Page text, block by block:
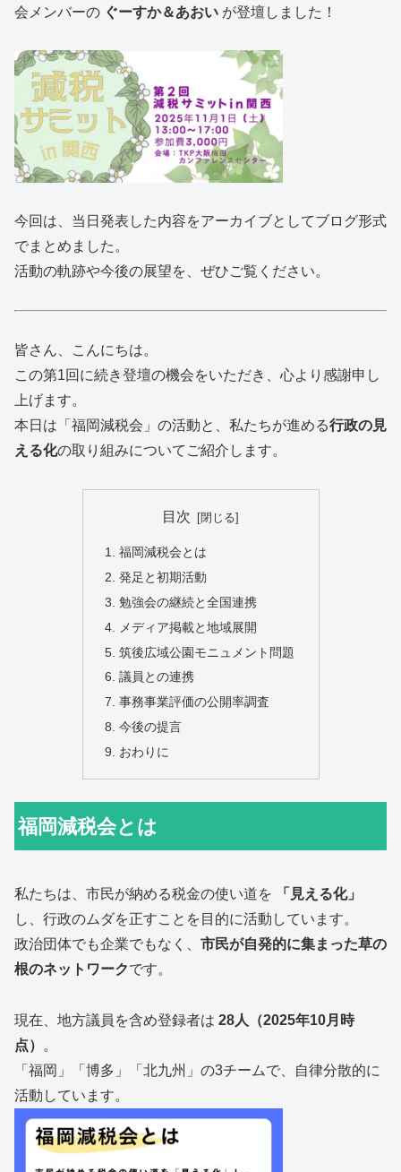
会メンバーの ぐーすか＆あおい が登壇しました！
今回は、当日発表した内容をアーカイブとしてブログ形式
でまとめました。
活動の軌跡や今後の展望を、ぜひご覧ください。
皆さん、こんにちは。
この第1回に続き登壇の機会をいただき、心より感謝申し
上げます。
本日は「福岡減税会」の活動と、私たちが進める行政の見
える化の取り組みについてご紹介します。
目次
福岡減税会とは
発足と初期活動
勉強会の継続と全国連携
メディア掲載と地域展開
筑後広域公園モニュメント問題
議員との連携
事務事業評価の公開率調査
今後の提言
おわりに
福岡減税会とは
私たちは、市民が納める税金の使い道を
「見える化」
し、行政のムダを正すことを目的に活動しています。
政治団体でも企業でもなく、 市民が自発的に集まった草の
根のネットワークです。
現在、地方議員を含め登録者は 28人（2025年10月時
点）
。
「福岡」「博多」「北九州」の3チームで、自律分散的に
活動しています。